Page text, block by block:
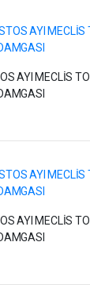
AYI MECLİS
AYI MECLİS